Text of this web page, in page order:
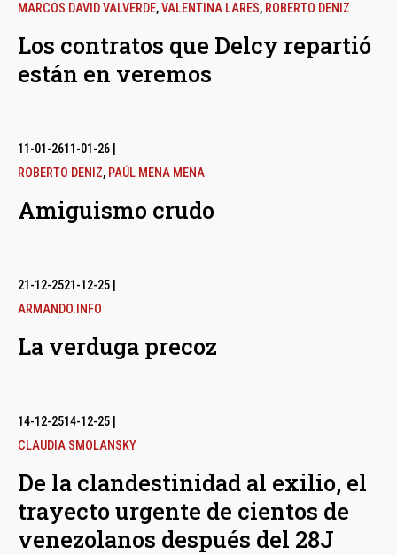
MARCOS DAVID VALVERDE,VALENTINA LARES, ROBERTO DENIZ
Los contratos que Delcy repartió
están en veremos
11-01-2611-01-26
ROBERTO DENIZ, PAÚL MENA MENA
Amiguismo crudo
21-12-2521-12-25
ARMANDO.INFO
La verduga precoz
14-12-2514-12-25
CLAUDIA SMOLANSKY
De la clandestinidad al exilio, el
trayecto urgente de cientos de
venezolanos después del 28J